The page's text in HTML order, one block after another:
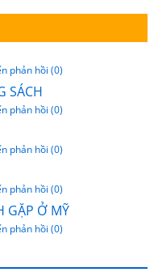
phản hồi (0)
SÁCH
phản hồi (0)
phản hồi (0)
phản hồi (0)
GẶP Ở MỸ
phản hồi (0)